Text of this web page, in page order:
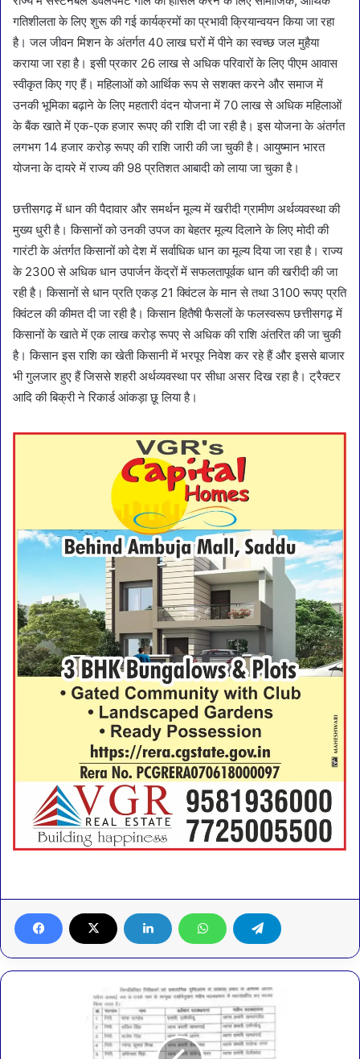
गतिशीलता के लिए शुरू की गई कार्यक्रमों का प्रभावी क्रियान्वयन किया जा रहा
है। जल जीवन मिशन के अंतर्गत 40 लाख घरों में पीने का स्वच्छ जल मुहैया
कराया जा रहा है। इसी प्रकार 26 लाख से अधिक परिवारों के लिए पीएम आवास
स्वीकृत किए गए हैं। महिलाओं को आर्थिक रूप से सशक्त करने और समाज में
उनकी भूमिका बढ़ाने के लिए महतारी वंदन योजना में 70 लाख से अधिक महिलाओं
के बैंक खाते में एक-एक हजार रूपए की राशि दी जा रही है। इस योजना के अंतर्गत
लगभग 14 हजार करोड़ रूपए की राशि जारी की जा चुकी है। आयुष्मान भारत
योजना के दायरे में राज्य की 98 प्रतिशत आबादी को लाया जा चुका है।
छत्तीसगढ़ में धान की पैदावार और समर्थन मूल्य में खरीदी ग्रामीण अर्थव्यवस्था की
मुख्य धुरी है। किसानों को उनकी उपज का बेहतर मूल्य दिलाने के लिए मोदी की
गारंटी के अंतर्गत किसानों को देश में सर्वाधिक धान का मूल्य दिया जा रहा है। राज्य
के 2300 से अधिक धान उपार्जन केंद्रों में सफलतापूर्वक धान की खरीदी की जा
रही है। किसानों से धान प्रति एकड़ 21 क्विंटल के मान से तथा 3100 रूपए प्रति
क्विंटल की कीमत दी जा रही है। किसान हितैषी फैसलों के फलस्वरूप छत्तीसगढ़ में
किसानों के खाते में एक लाख करोड़ रूपए से अधिक की राशि अंतरित की जा चुकी
है। किसान इस राशि का खेती किसानी में भरपूर निवेश कर रहे हैं और इससे बाजार
भी गुलजार हुए हैं जिससे शहरी अर्थव्यवस्था पर सीधा असर दिख रहा है। ट्रैक्टर
आदि की बिक्री ने रिकार्ड आंकड़ा छू लिया है।